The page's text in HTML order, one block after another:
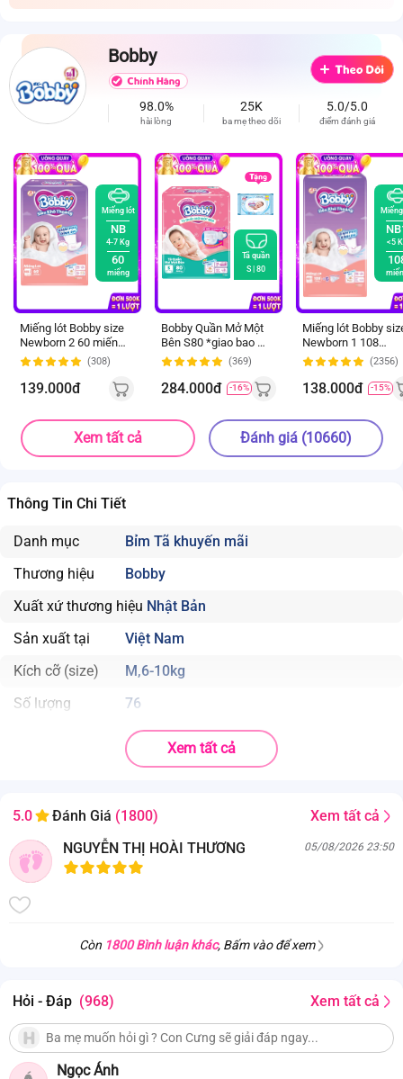
Bobby
98.0%
hài lòng
25K
ba mẹ theo dõi
5.0/5.0
điểm đánh giá
Miếng lót
NB
4-7 Kg
60
miếng
Miếng lót Bobby size
Newborn 2 60 miếng
(4-7kg) (giao bao bì
(308)
139.000đ
Tã quần
S | 80
Bobby Quần Mở Một
Bên S80 *giao bao bì
ngẫu nhiên
(369)
284.000đ -16%
<5
Miếng lót Bobby
Newborn 1 108
miếng (dưới 5kg)
(giao bao bì ngẫu
nhiên)
(2356)
138.000đ -15%
Xem tất cả Đánh giá (10660)
Thông Tin Chi Tiết
Danh mục
Bỉm Tã khuyến mãi
Thương hiệu
Bobby
Xuất xứ thương hiệu Nhật Bản
Sản xuất tại
Việt Nam
Kích cỡ (size)
M,6-10kg
Số lượng
76
Vải không dệt, Hạt siêu thấm, Bông Cellulose, PE, PP, Chun,
. Công nghệ Unicharm NSX số 1* Nhật Bản, sản phẩm tã dán được
Hội phụ sản Việt Nam khuyên dùng.
. Bề mặt cotton-soft siêu mềm bổ sung cream Vitamin E dịu nhẹ, ngừa
hăm.
. Đột phá với 4000 lỗ thấm hút siêu nhanh, thoáng khí hơn gấp 2 lần
**.
Xem tất cả
5.0 Đánh Giá (1800)
Xem tất cả
NGUYỄN THỊ HOÀI THƯƠNG
05/08/2026 23:50
Còn 1800 Bình luận khác, Bấm vào để xem
Hỏi - Đáp (968) Xem tất cả
Ngọc Ánh